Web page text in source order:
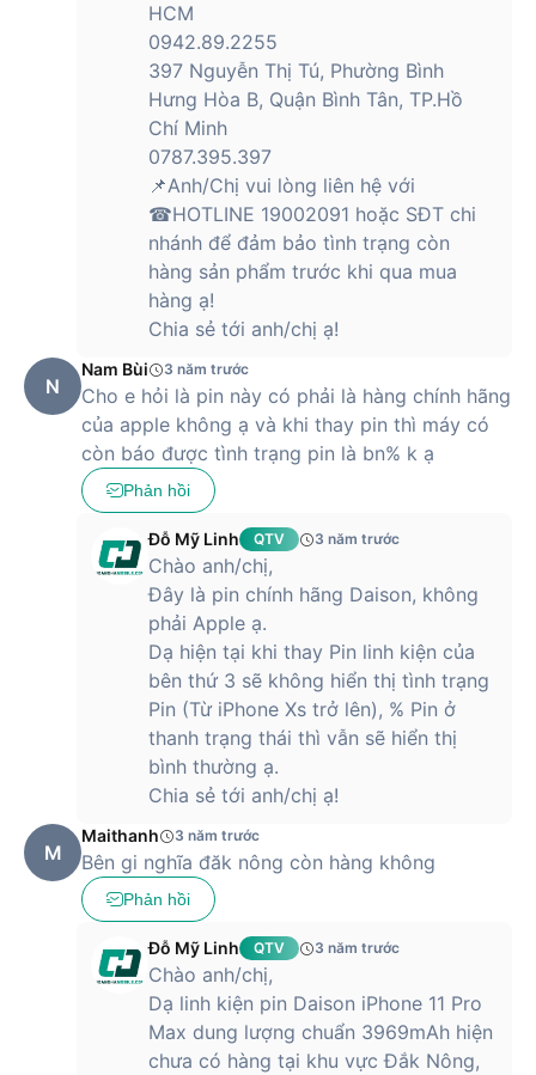
HCM
0942.89.2255
397 Nguyễn Thị Tú, Phường Bình
Hưng Hòa B, Quận Bình Tân, TP.Hồ
Chí Minh
0787.395.397
📌Anh/Chị vui lòng liên hệ với
☎HOTLINE 19002091 hoặc SĐT chi
nhánh để đảm bảo tình trạng còn
hàng sản phẩm trước khi qua mua
hàng ạ!
Chia sẻ tới anh/chị ạ!
N
Nam Bùi 3 năm trước
Cho e hỏi là pin này có phải là hàng chính hãng
của apple không ạ và khi thay pin thì máy có
còn báo được tình trạng pin là bn% k ạ
Phản hồi
Đỗ Mỹ Linh QTV 3 năm trước
Chào anh/chị,
Đây là pin chính hãng Daison, không
phải Apple ạ.
Dạ hiện tại khi thay Pin linh kiện của
bên thứ 3 sẽ không hiển thị tình trạng
Pin (Từ iPhone Xs trở lên), % Pin ở
thanh trạng thái thì vẫn sẽ hiển thị
bình thường ạ.
Chia sẻ tới anh/chị ạ!
M
Maithanh 3 năm trước
Bên gi nghĩa đăk nông còn hàng không
Phản hồi
Đỗ Mỹ Linh QTV 3 năm trước
Chào anh/chị,
Dạ linh kiện pin Daison iPhone 11 Pro
Max dung lượng chuẩn 3969mAh hiện
chưa có hàng tại khu vực Đắk Nông,